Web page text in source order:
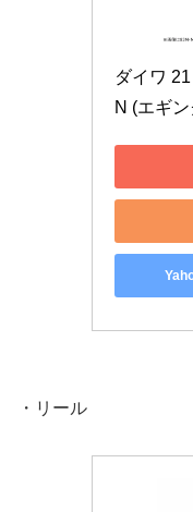
ダイワ
N (エギ
・リール